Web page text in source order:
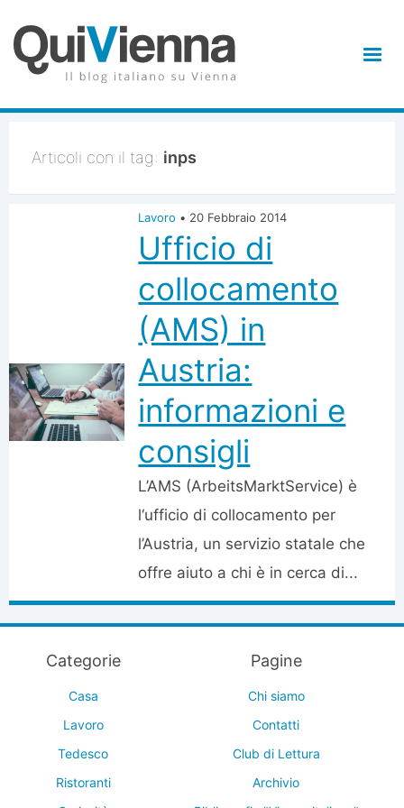
Articoli con il tag: inps
Lavoro • 20 Febbraio 2014
Ufficio di
collocamento
(AMS) in
Austria:
informazioni e
consigli
L’AMS (ArbeitsMarktService) è
l‘ufficio di collocamento per
l’Austria, un servizio statale che
offre aiuto a chi è in cerca di...
Categorie
Casa
Lavoro
Tedesco
Ristoranti
Pagine
Chi siamo
Contatti
Club di Lettura
Archivio